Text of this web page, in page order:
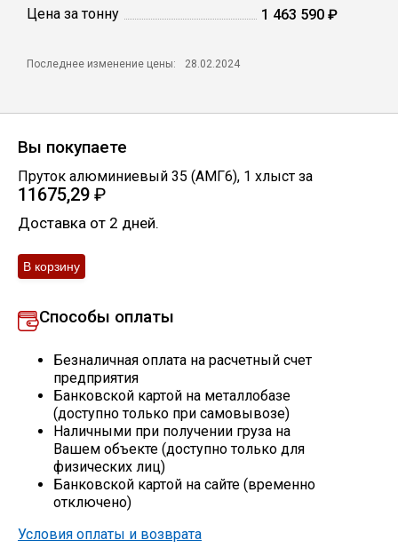
Круги абразивные
Скобо-гибочные изделия
Остальное
Цена за тонну 1 463 590 ₽
Последнее изменение цены: 28.02.2024
Вы покупаете
Пруток алюминиевый 35 (АМГ6), 1 хлыст за
11675,29 ₽
Доставка от 2 дней.
Способы оплаты
Безналичная оплата на расчетный счет
предприятия
Банковской картой на металлобазе
(доступно только при самовывозе)
Наличными при получении груза на
Вашем объекте (доступно только для
физических лиц)
Банковской картой на сайте (временно
отключено)
Условия оплаты и возврата